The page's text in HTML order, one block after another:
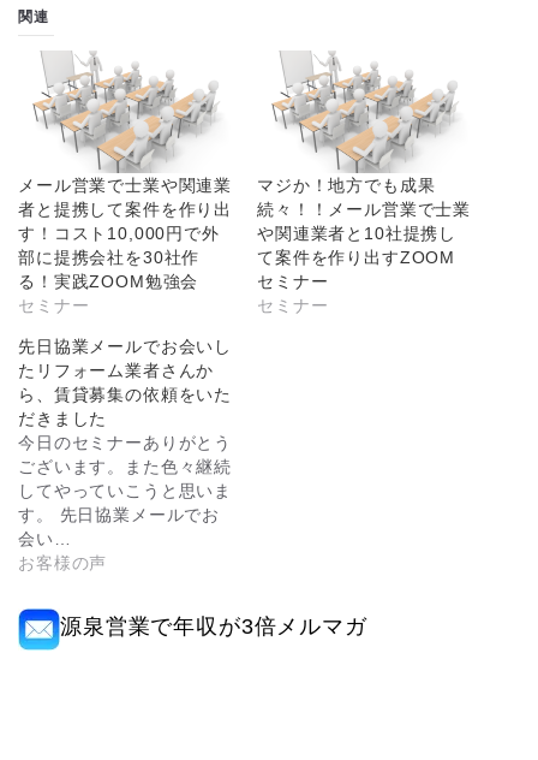
関連
メール営業で士業や関連業
者と提携して案件を作り出
す！コスト10,000円で外
部に提携会社を30社作
る！実践ZOOM勉強会
セミナー
マジか！地方でも成果
続々！！メール営業で士業
や関連業者と10社提携し
て案件を作り出すZOOM
セミナー
セミナー
先日協業メールでお会いし
たリフォーム業者さんか
ら、賃貸募集の依頼をいた
だきました
今日のセミナーありがとう
ございます。また色々継続
してやっていこうと思いま
す。 先日協業メールでお
会い…
お客様の声
源泉営業で年収が3倍メルマガ